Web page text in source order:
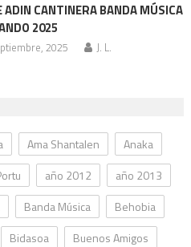
ADIN CANTINERA BANDA MÚSICA
2025
2025 J. L.
Ama Shantalen
Anaka
año 2012
año 2013
Banda Música
Behobia
Bidasoa
Buenos Amigos